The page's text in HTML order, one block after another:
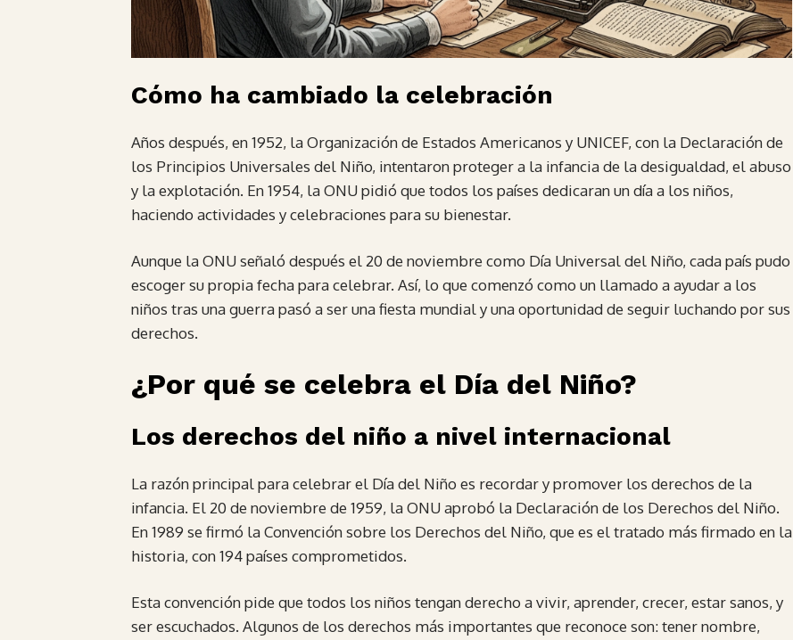
Cómo ha cambiado la celebración
Años después, en 1952, la Organización de Estados Americanos y UNICEF, con la Declaración de
los Principios Universales del Niño, intentaron proteger a la infancia de la desigualdad, el abuso
y la explotación. En 1954, la ONU pidió que todos los países dedicaran un día a los niños,
haciendo actividades y celebraciones para su bienestar.
Aunque la ONU señaló después el 20 de noviembre como Día Universal del Niño, cada país pudo
escoger su propia fecha para celebrar. Así, lo que comenzó como un llamado a ayudar a los
niños tras una guerra pasó a ser una fiesta mundial y una oportunidad de seguir luchando por sus
derechos.
¿Por qué se celebra el Día del Niño?
Los derechos del niño a nivel internacional
La razón principal para celebrar el Día del Niño es recordar y promover los derechos de la
infancia. El 20 de noviembre de 1959, la ONU aprobó la Declaración de los Derechos del Niño.
En 1989 se firmó la Convención sobre los Derechos del Niño, que es el tratado más firmado en la
historia, con 194 países comprometidos.
Esta convención pide que todos los niños tengan derecho a vivir, aprender, crecer, estar sanos, y
ser escuchados. Algunos de los derechos más importantes que reconoce son: tener nombre,